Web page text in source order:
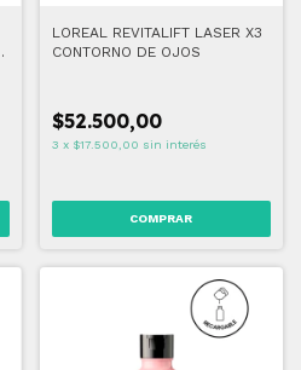
LOREAL REVITALIFT LASER X3
CONTORNO DE OJOS
$52.500,00
3 x $17.500,00 sin interés